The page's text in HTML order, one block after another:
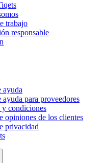
trabajo
responsable
ayuda
ayuda para proveedores
condiciones
opiniones de los clientes
privacidad